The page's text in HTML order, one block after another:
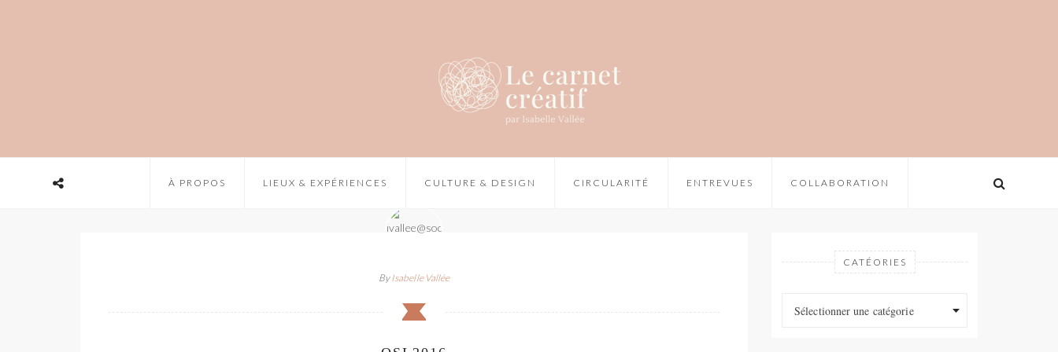
À PROPOS LIEUX & EXPÉRIENCES CULTURE & DESIGN CIRCULARITÉ ENTREVUES COLLABORATION
ByIsabelle Vallée
CATÉORIES
Sélectionner une catégorie